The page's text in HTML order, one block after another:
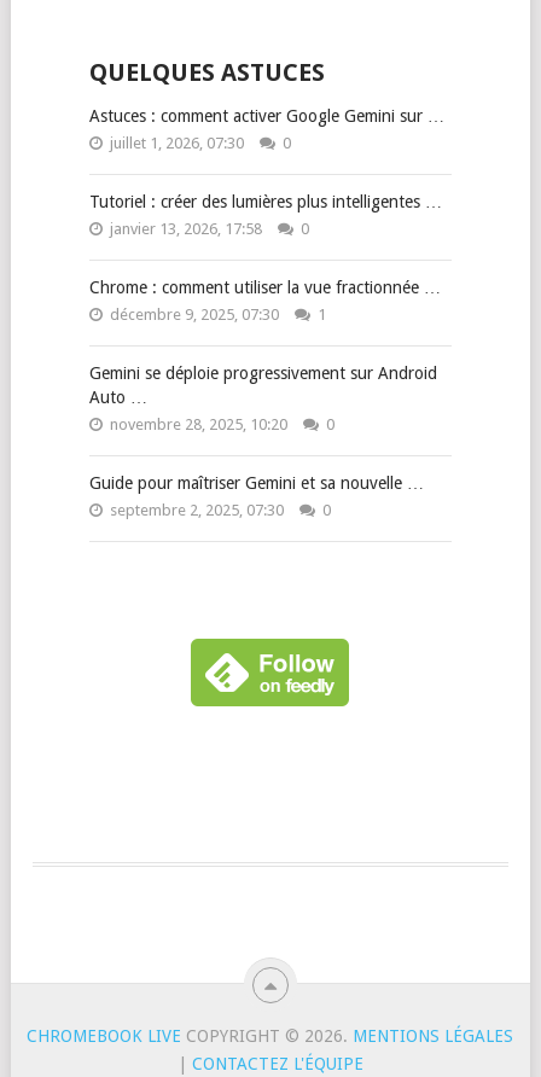
QUELQUES ASTUCES
Astuces : comment activer Google Gemini sur …
juillet 1, 2026, 07:30 0
Tutoriel : créer des lumières plus intelligentes …
janvier 13, 2026, 17:58 0
Chrome : comment utiliser la vue fractionnée …
décembre 9, 2025, 07:30 1
Gemini se déploie progressivement sur Android
Auto …
novembre 28, 2025, 10:20 0
Guide pour maîtriser Gemini et sa nouvelle …
septembre 2, 2025, 07:30 0
CHROMEBOOK LIVE COPYRIGHT © 2026. MENTIONS LÉGALES
CONTACTEZ L'ÉQUIPE